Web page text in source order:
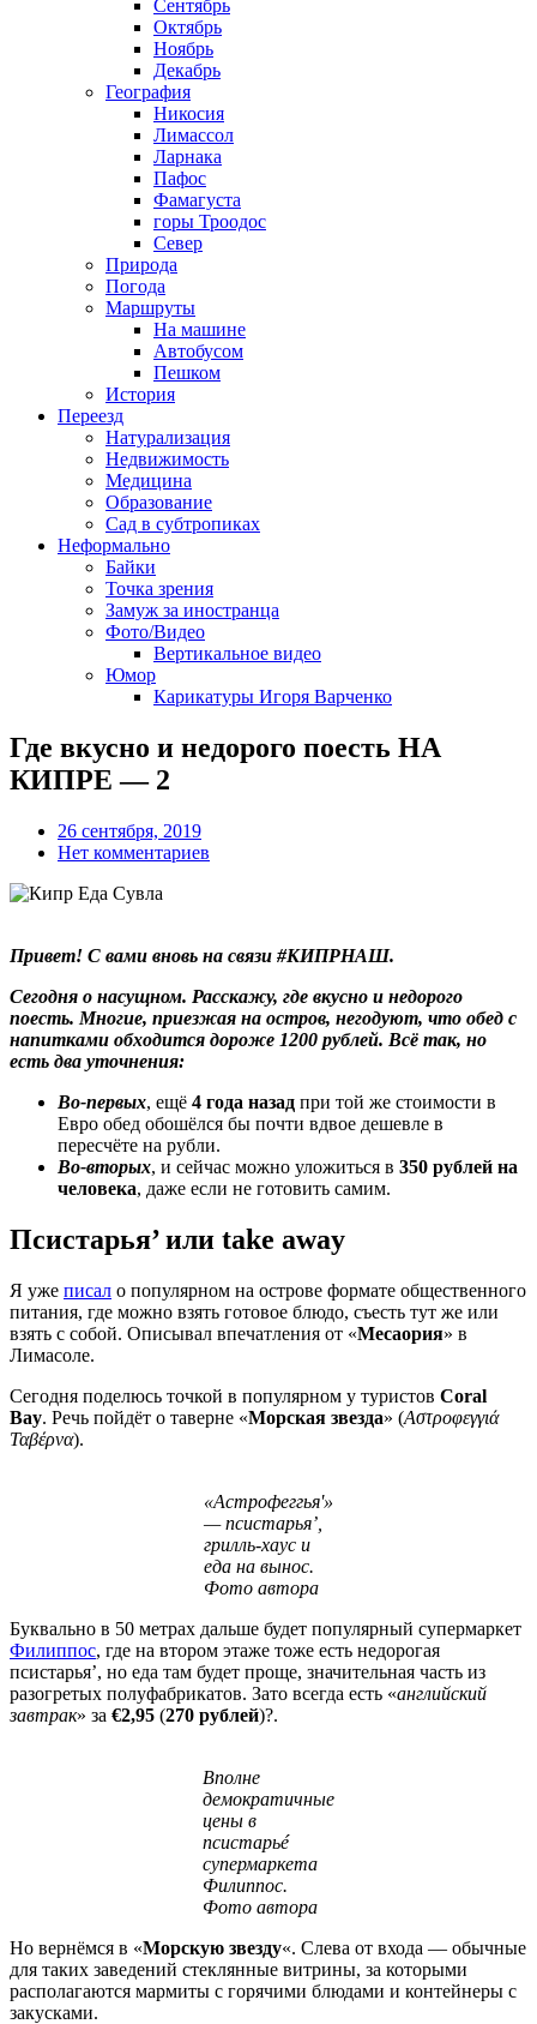
Сентябрь
Октябрь
Ноябрь
Декабрь
География
Никосия
Лимассол
Ларнака
Пафос
Фамагуста
горы Троодос
Север
Природа
Погода
Маршруты
На машине
Автобусом
Пешком
История
Переезд
Натурализация
Недвижимость
Медицина
Образование
Сад в субтропиках
Неформально
Байки
Точка зрения
Замуж за иностранца
Фото/Видео
Вертикальное видео
Юмор
Карикатуры Игоря Варченко
Где вкусно и недорого поесть НА
КИПРЕ — 2
26 сентября, 2019
Нет комментариев
Привет! С вами вновь на связи #КИПРНАШ.
Сегодня о насущном. Расскажу, где вкусно и недорого
поесть. Многие, приезжая на остров, негодуют, что обед с
напитками обходится дороже 1200 рублей. Всё так, но
есть два уточнения:
Во-первых, ещё 4 года назад при той же стоимости в
Евро обед обошёлся бы почти вдвое дешевле в
пересчёте на рубли.
Во-вторых, и сейчас можно уложиться в 350 рублей на
человека, даже если не готовить самим.
Псистарья’ или take away
Я уже писал о популярном на острове формате общественного
питания, где можно взять готовое блюдо, съесть тут же или
взять с собой. Описывал впечатления от «Месаория» в
Лимасоле.
Сегодня поделюсь точкой в популярном у туристов Coral
Bay. Речь пойдёт о таверне «Морская звезда» (Αστροφεγγιά
Ταβέρνα).
«Астрофеггья'»
— псистарья’,
грилль-хаус и
еда на вынос.
Фото автора
Буквально в 50 метрах дальше будет популярный супермаркет
Филиппос, где на втором этаже тоже есть недорогая
псистарья’, но еда там будет проще, значительная часть из
разогретых полуфабрикатов. Зато всегда есть «английский
завтрак» за €2,95 (270 рублей)?.
Вполне
демократичные
цены в
псистарьé
супермаркета
Филиппос.
Фото автора
Но вернёмся в «Морскую звезду«. Слева от входа — обычные
для таких заведений стеклянные витрины, за которыми
располагаются мармиты с горячими блюдами и контейнеры с
закусками.